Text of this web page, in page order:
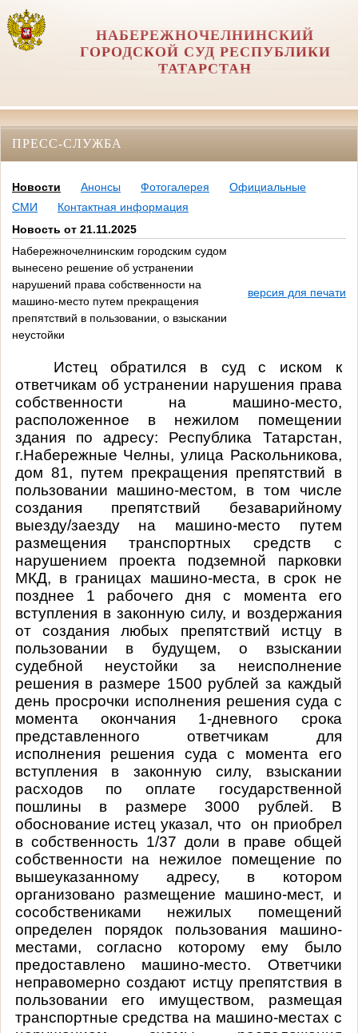
НАБЕРЕЖНОЧЕЛНИНСКИЙ
ГОРОДСКОЙ СУД РЕСПУБЛИКИ
ТАТАРСТАН
ПРЕСС-СЛУЖБА
Новости Анонсы Фотогалерея
Официальные
СМИ
Контактная информация
Новость от 21.11.2025
Набережночелнинским городским судом
вынесено решение об устранении
нарушений права собственности на
машино-место путем прекращения
препятствий в пользовании, о взыскании
неустойки
версия для печати
Истец обратился в суд с иском к
ответчикам об устранении нарушения права
собственности на машино-место,
расположенное в нежилом помещении
здания по адресу: Республика Татарстан,
г.Набережные Челны, улица Раскольникова,
дом 81, путем прекращения препятствий в
пользовании машино-местом, в том числе
создания препятствий безаварийному
выезду/заезду на машино-место путем
размещения транспортных средств с
нарушением проекта подземной парковки
МКД, в границах машино-места, в срок не
позднее 1 рабочего дня с момента его
вступления в законную силу, и воздержания
от создания любых препятствий истцу в
пользовании в будущем, о взыскании
судебной неустойки за неисполнение
решения в размере 1500 рублей за каждый
день просрочки исполнения решения суда с
момента окончания 1-дневного срока
представленного ответчикам для
исполнения решения суда с момента его
вступления в законную силу, взыскании
расходов по оплате государственной
пошлины в размере 3000 рублей. В
обоснование истец указал, что он приобрел
в собственность 1/37 доли в праве общей
собственности на нежилое помещение по
вышеуказанному адресу, в котором
организовано размещение машино-мест, и
сособствениками нежилых помещений
определен порядок пользования машино-
местами, согласно которому ему было
предоставлено машино-место. Ответчики
неправомерно создают истцу препятствия в
пользовании его имуществом, размещая
транспортные средства на машино-местах с